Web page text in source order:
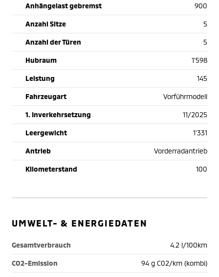
Anhängelast gebremst 900
Anzahl Sitze 5
Anzahl der Türen 5
Hubraum 1'598
Leistung 145
Fahrzeugart Vorführmodell
1. Inverkehrsetzung 11/2025
Leergewicht 1'331
Antrieb Vorderradantrieb
Kilometerstand 100
UMWELT- & ENERGIEDATEN
Gesamtverbrauch 4.2 l/100km
CO2-Emission 94 g C02/km (kombi)